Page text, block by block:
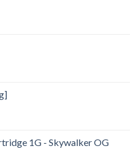
1G - Skywalker OG